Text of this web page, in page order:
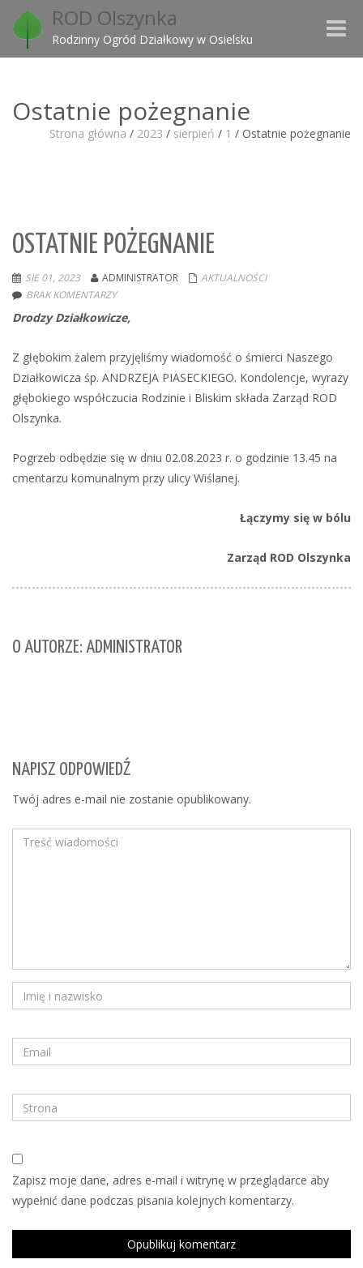
ROD Olszynka
Rodzinny Ogród Działkowy w Osielsku
Toggle
Ostatnie pożegnanie
Strona główna / 2023 / sierpień / 1 / Ostatnie pożegnanie
OSTATNIE POŻEGNANIE
SIE 01, 2023 ADMINISTRATOR
AKTUALNOŚCI
BRAK KOMENTARZY
Drodzy Działkowicze,
Z głębokim żalem przyjęliśmy wiadomość o śmierci Naszego
Działkowicza śp. ANDRZEJA PIASECKIEGO. Kondolencje, wyrazy
głębokiego współczucia Rodzinie i Bliskim składa Zarząd ROD
Olszynka.
Pogrzeb odbędzie się w dniu 02.08.2023 r. o godzinie 13.45 na
cmentarzu komunalnym przy ulicy Wiślanej.
Łączymy się w bólu
Zarząd ROD Olszynka
O AUTORZE: ADMINISTRATOR
NAPISZ ODPOWIEDŹ
Twój adres e-mail nie zostanie opublikowany.
Zapisz moje dane, adres e-mail i witrynę w przeglądarce aby
wypełnić dane podczas pisania kolejnych komentarzy.